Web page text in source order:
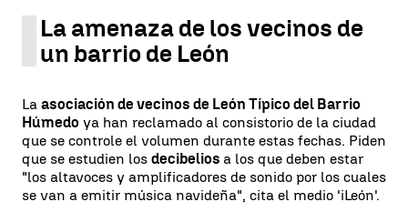
La amenaza de los vecinos de
un barrio de León
La asociación de vecinos de León Típico del Barrio
Húmedo ya han reclamado al consistorio de la ciudad
que se controle el volumen durante estas fechas. Piden
que se estudien los decibelios a los que deben estar
"los altavoces y amplificadores de sonido por los cuales
se van a emitir música navideña", cita el medio 'iLeón'.